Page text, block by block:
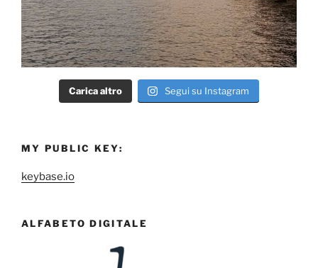
Carica altro Segui su Instagram
MY PUBLIC KEY:
keybase.io
ALFABETO DIGITALE